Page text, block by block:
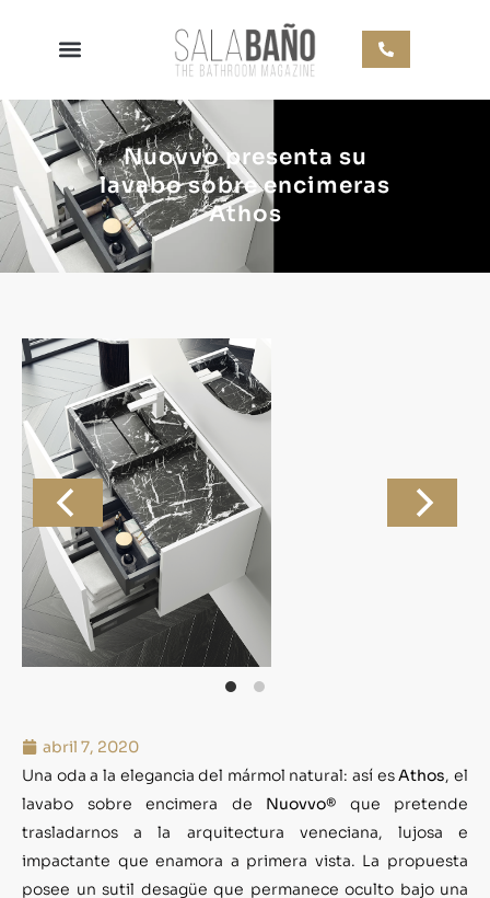
Nuovvo presenta su
lavabo sobre encimeras
Athos
abril 7, 2020
Una oda a la elegancia del mármol natural: así esAthos, el
lavabo sobre encimera de Nuovvo® que pretende
trasladarnos a la arquitectura veneciana, lujosa e
impactante que enamora a primera vista. La propuesta
posee un sutil desagüe que permanece oculto bajo una